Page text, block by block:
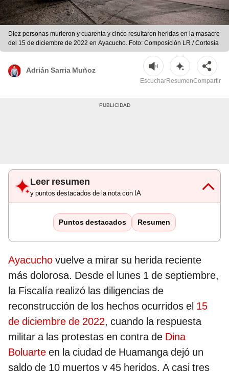
Diez personas murieron y cuarenta y cinco resultaron heridas en la masacre
del 15 de diciembre de 2022 en Ayacucho. Foto: Composición LR / Cortesía
Adrián Sarria Muñoz
EscucharResumenCompartir
Leer resumen
y puntos destacados de la nota con IA
Puntos destacados Resumen
Ayacucho vuelve a mirar su herida reciente
más dolorosa. Desde el lunes 1 de septiembre,
la Fiscalía realizó las diligencias de
reconstrucción de los hechos ocurridos el 15
de diciembre de 2022, cuando la respuesta
militar a las protestas en contra de Dina
Boluarte en la ciudad de Huamanga dejó un
saldo de 10 muertos y 45 heridos. A casi tres